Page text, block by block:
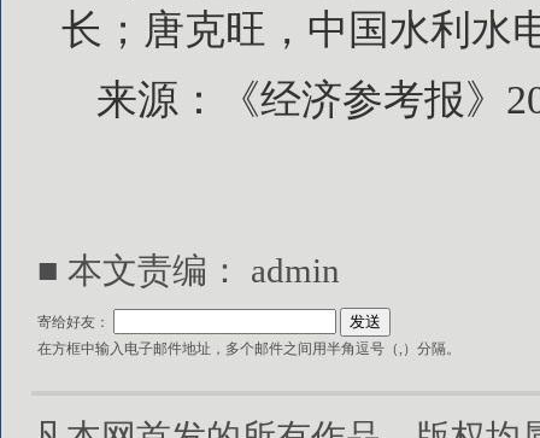
长；唐克旺，中国水利水
来源：《经济参考报》
■ 本文责编： admin
寄给好友：
在方框中输入电子邮件地址，多个邮件之间用半角逗号（,）分隔。